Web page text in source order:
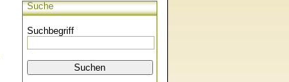
Suche
Suchbegriff